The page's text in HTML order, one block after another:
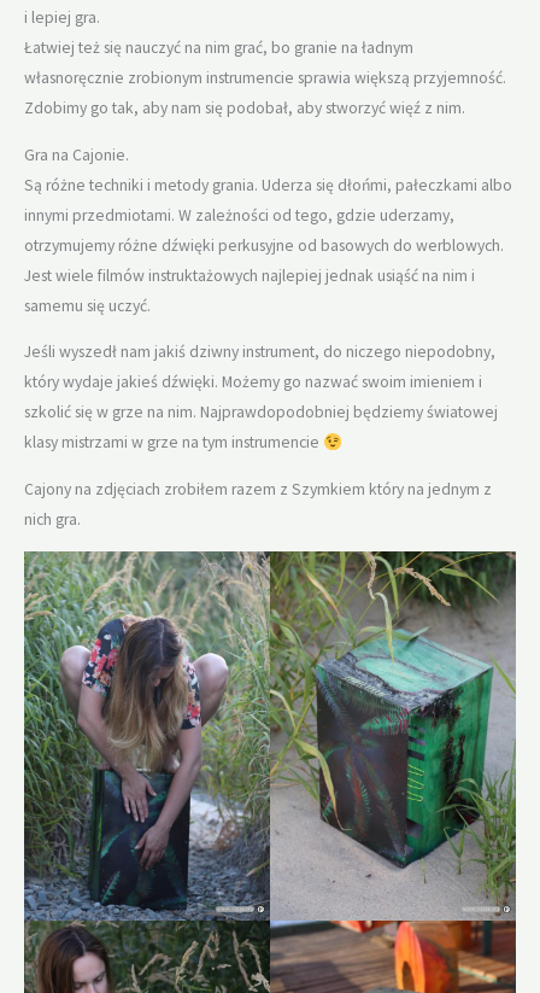
i lepiej gra.
Łatwiej też się nauczyć na nim grać, bo granie na ładnym
własnoręcznie zrobionym instrumencie sprawia większą przyjemność.
Zdobimy go tak, aby nam się podobał, aby stworzyć więź z nim.
Gra na Cajonie.
Są różne techniki i metody grania. Uderza się dłońmi, pałeczkami albo
innymi przedmiotami. W zależności od tego, gdzie uderzamy,
otrzymujemy różne dźwięki perkusyjne od basowych do werblowych.
Jest wiele filmów instruktażowych najlepiej jednak usiąść na nim i
samemu się uczyć.
Jeśli wyszedł nam jakiś dziwny instrument, do niczego niepodobny,
który wydaje jakieś dźwięki. Możemy go nazwać swoim imieniem i
szkolić się w grze na nim. Najprawdopodobniej będziemy światowej
klasy mistrzami w grze na tym instrumencie
Cajony na zdjęciach zrobiłem razem z Szymkiem który na jednym z
nich gra.